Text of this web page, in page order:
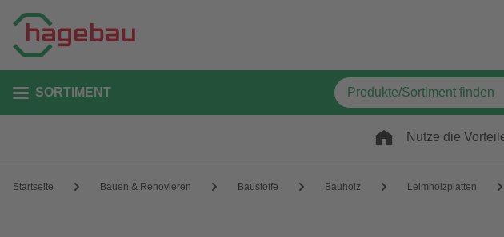
SORTIMENT
Nutze die
Startseite Bauen & Renovieren Baustoffe Bauholz Leimholzplatten